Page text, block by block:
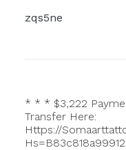
zqs5ne
* * * $3,222
Transfer Here:
Https://